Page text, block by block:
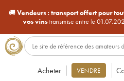
🚚Vendeurs : transport offert pour
vos vinstransmise entre le
Acheter VENDRE